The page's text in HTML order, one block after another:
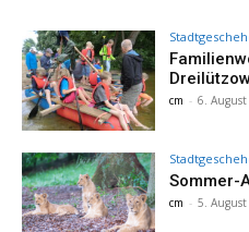
cm - 6.
Sommer-
cm - 5.